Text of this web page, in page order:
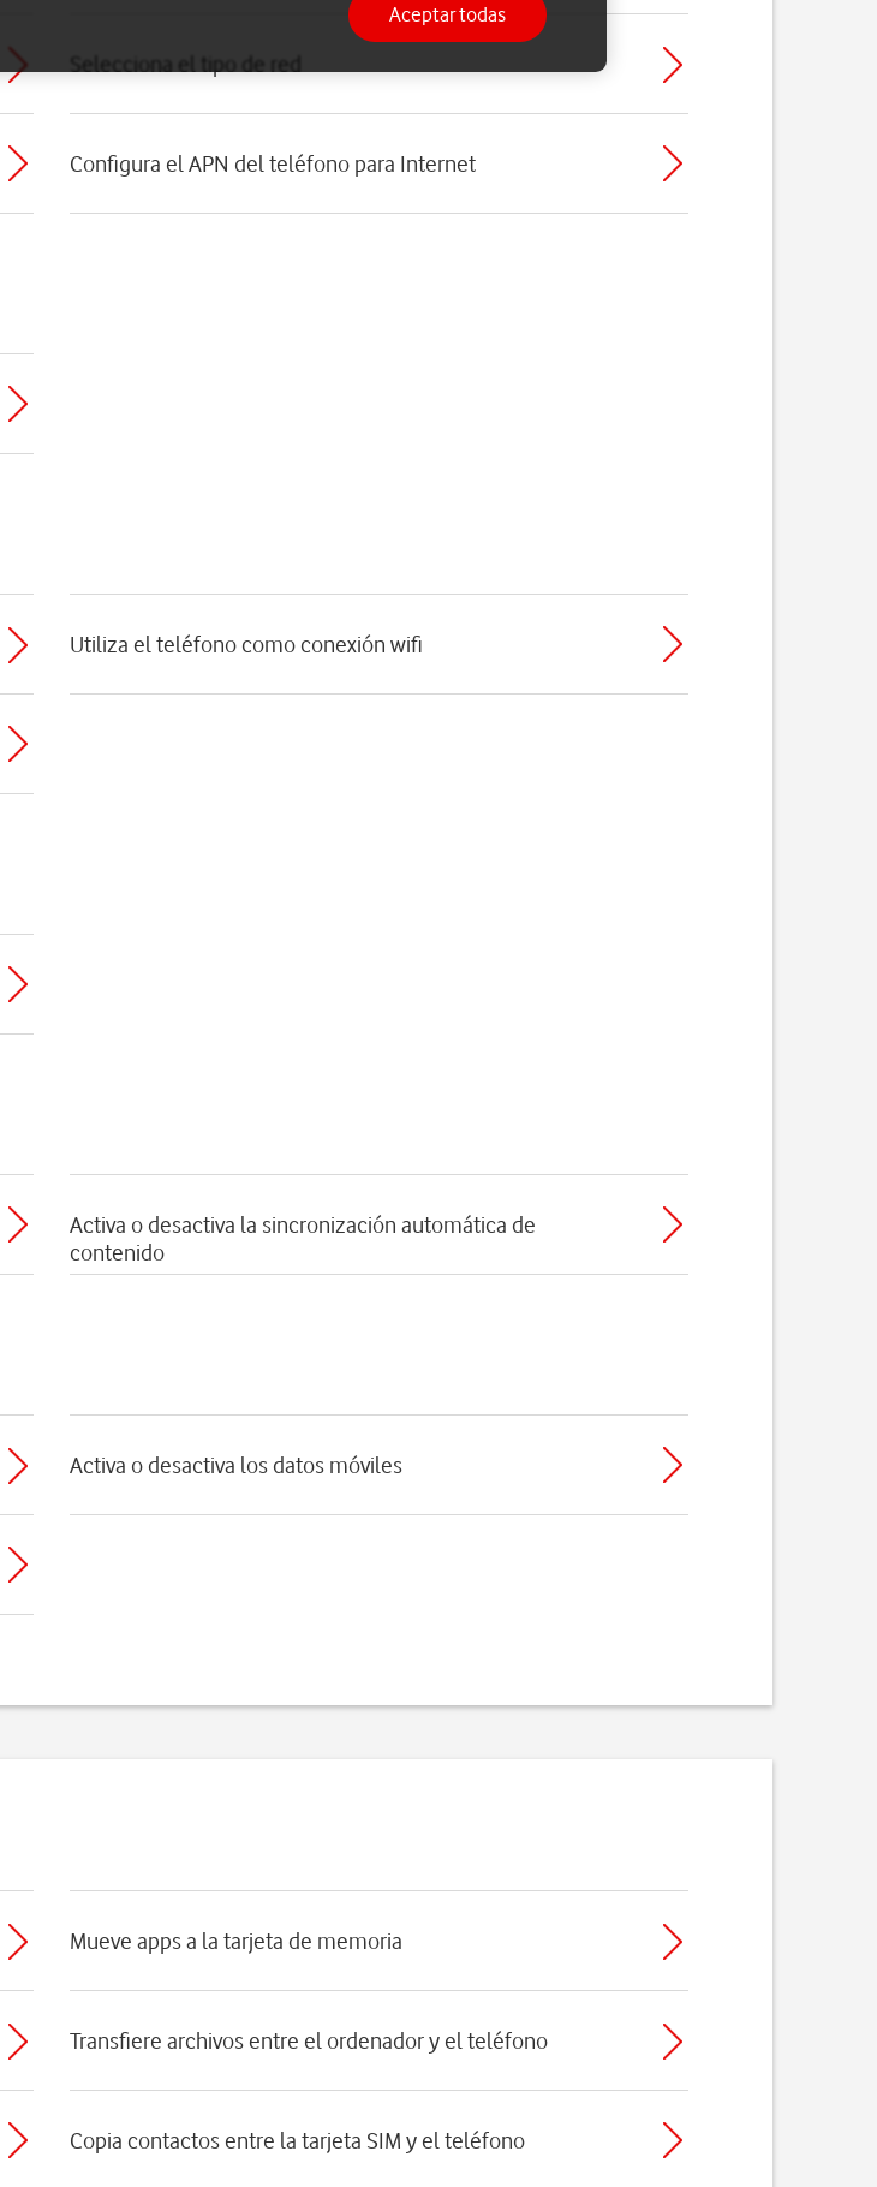
Selecciona el tipo de red
Configura el APN del teléfono para Internet
Utiliza el teléfono como conexión wifi
Activa o desactiva la sincronización automática de
contenido
Activa o desactiva los datos móviles
Mueve apps a la tarjeta de memoria
Transfiere archivos entre el ordenador y el teléfono
Copia contactos entre la tarjeta SIM y el teléfono
Aceptar todas